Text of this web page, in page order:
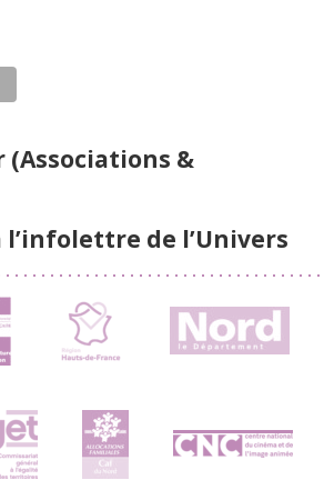
(Associations &
de l’Univers